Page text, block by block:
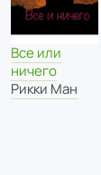
Все или
ничего
Рикки Ман